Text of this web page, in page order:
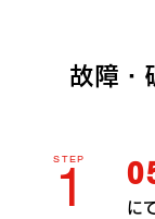
故障・
1
STEP
に